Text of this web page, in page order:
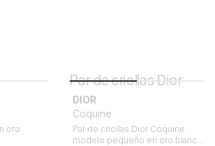
oro
DIOR
Coquine
Par de criollas Dior Coquine
modelo pequeño en oro blanco